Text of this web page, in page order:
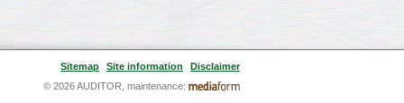
Sitemap Site information
Disclaimer
© 2026 AUDITOR, maintenance: